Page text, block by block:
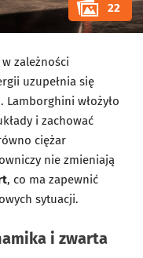
22
zależności
uzupełnia się
włożyło
i zachować
ciężar
nie zmieniają
, co ma zapewnić
sytuacji.
i zwarta